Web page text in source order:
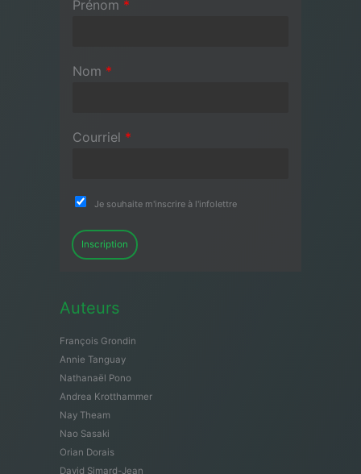
Prénom *
Nom *
Courriel *
Je souhaite m'inscrire à l'infolettre
Inscription
Auteurs
François Grondin
Annie Tanguay
Nathanaël Pono
Andrea Krotthammer
Nay Theam
Nao Sasaki
Orian Dorais
David Simard-Jean